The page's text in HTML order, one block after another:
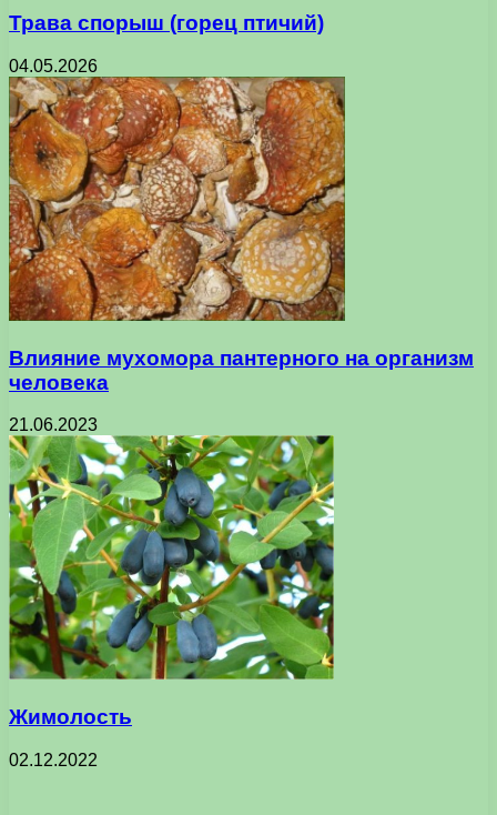
Трава спорыш (горец птичий)
04.05.2026
Влияние мухомора пантерного на организм
человека
21.06.2023
Жимолость
02.12.2022